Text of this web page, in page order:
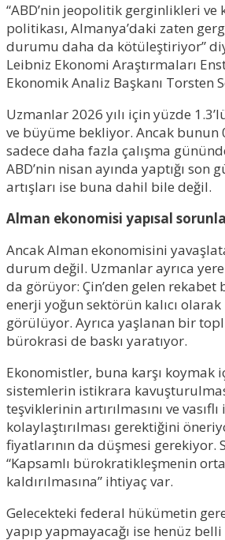
“ABD’nin jeopolitik gerginlikleri ve
politikası, Almanya’daki zaten
durumu daha da kötüleştiriyor”
Leibniz Ekonomi Araştırmaları
Ekonomik Analiz Başkanı Torsten
Uzmanlar 2026 yılı için yüzde
ve büyüme bekliyor. Ancak bunun
sadece daha fazla çalışma
ABD’nin nisan ayında yaptığı son
artışları ise buna dahil bile değil.
Alman ekonomisi yapısal
Ancak Alman ekonomisini
durum değil. Uzmanlar ayrıca
da görüyor: Çin’den gelen rekabet
enerji yoğun sektörün kalıcı
görülüyor. Ayrıca yaşlanan bir
bürokrasi de baskı yaratıyor.
Ekonomistler, buna karşı koymak
sistemlerin istikrara
teşviklerinin artırılmasını ve
kolaylaştırılması gerektiğini
fiyatlarının da düşmesi gerekiyor.
“Kapsamlı bürokratikleşmenin
kaldırılmasına” ihtiyaç var.
Gelecekteki federal hükümetin
yapıp yapmayacağı ise henüz